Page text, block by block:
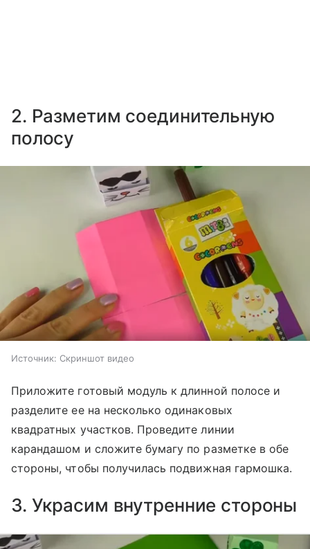
2. Разметим соединительную
полосу
Источник: Скриншот видео
Приложите готовый модуль к длинной полосе и
разделите ее на несколько одинаковых
квадратных участков. Проведите линии
карандашом и сложите бумагу по разметке в обе
стороны, чтобы получилась подвижная гармошка.
3. Украсим внутренние стороны